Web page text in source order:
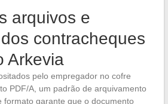
arquivos e
contracheques
Arkevia
pelo empregador no cofre
PDF/A, um padrão de arquivamento
formato garante que o documento